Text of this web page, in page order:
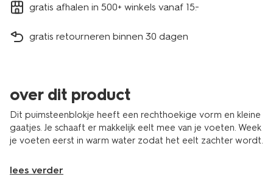
gratis afhalen in 500+ winkels vanaf 15.-
gratis retourneren binnen 30 dagen
over dit product
Dit puimsteenblokje heeft een rechthoekige vorm en kleine
gaatjes. Je schaaft er makkelijk eelt mee van je voeten. Week
je voeten eerst in warm water zodat het eelt zachter wordt.
lees verder